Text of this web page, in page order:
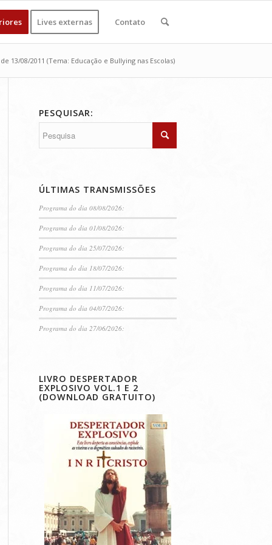
Lives externas Contato
13/08/2011 (Tema: Educação e Bullying nas Escolas)
PESQUISAR:
ÚLTIMAS TRANSMISSÕES
Programa do dia 08/08/2026:
Programa do dia 01/08/2026:
Programa do dia 25/07/2026:
Programa do dia 18/07/2026:
Programa do dia 11/07/2026:
Programa do dia 04/07/2026:
Programa do dia 27/06/2026:
LIVRO DESPERTADOR
EXPLOSIVO VOL.1 E 2
(DOWNLOAD GRATUITO)